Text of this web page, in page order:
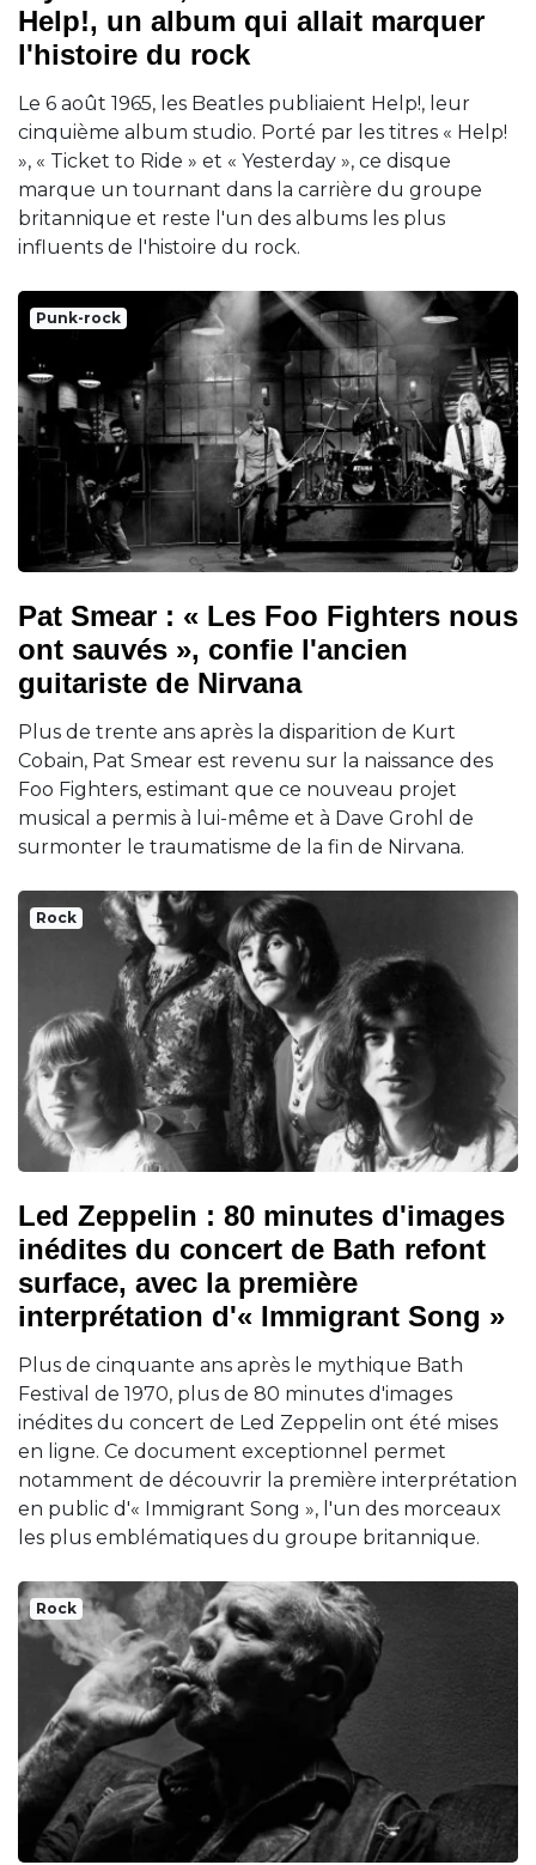
Help!, un album qui allait marquer
l'histoire du rock
Le 6 août 1965, les Beatles publiaient Help!, leur
cinquième album studio. Porté par les titres « Help!
», « Ticket to Ride » et « Yesterday », ce disque
marque un tournant dans la carrière du groupe
britannique et reste l'un des albums les plus
influents de l'histoire du rock.
Punk-rock
Pat Smear : « Les Foo Fighters nous
ont sauvés », confie l'ancien
guitariste de Nirvana
Plus de trente ans après la disparition de Kurt
Cobain, Pat Smear est revenu sur la naissance des
Foo Fighters, estimant que ce nouveau projet
musical a permis à lui-même et à Dave Grohl de
surmonter le traumatisme de la fin de Nirvana.
Rock
Led Zeppelin : 80 minutes d'images
inédites du concert de Bath refont
surface, avec la première
interprétation d'« Immigrant Song »
Plus de cinquante ans après le mythique Bath
Festival de 1970, plus de 80 minutes d'images
inédites du concert de Led Zeppelin ont été mises
en ligne. Ce document exceptionnel permet
notamment de découvrir la première interprétation
en public d'« Immigrant Song », l'un des morceaux
les plus emblématiques du groupe britannique.
Rock